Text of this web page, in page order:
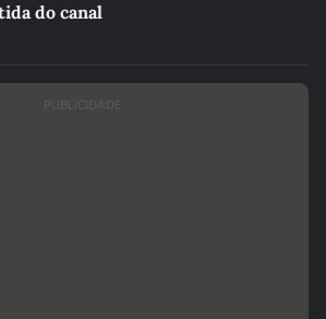
do canal
PUBLICIDADE